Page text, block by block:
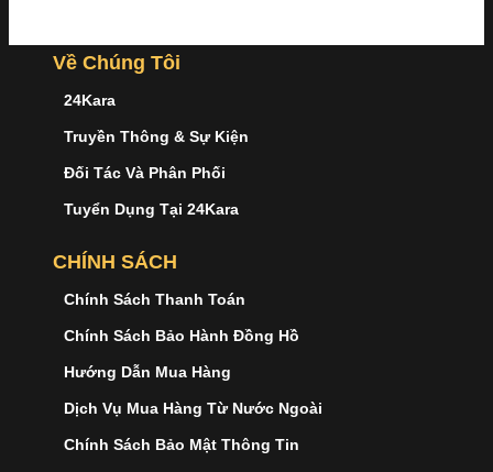
Về Chúng Tôi
24Kara
Truyền Thông & Sự Kiện
Đối Tác Và Phân Phối
Tuyển Dụng Tại 24Kara
CHÍNH SÁCH
Chính Sách Thanh Toán
Chính Sách Bảo Hành Đồng Hồ
Hướng Dẫn Mua Hàng
Dịch Vụ Mua Hàng Từ Nước Ngoài
Chính Sách Bảo Mật Thông Tin